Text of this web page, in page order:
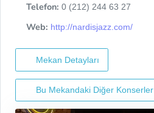
Telefon: 0 (212) 244 63 27
Web: http://nardisjazz.com/
Mekan Detayları
Bu Mekandaki Diğer Konserler